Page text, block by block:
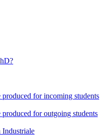
produced for incoming students
produced for outgoing students
Industriale